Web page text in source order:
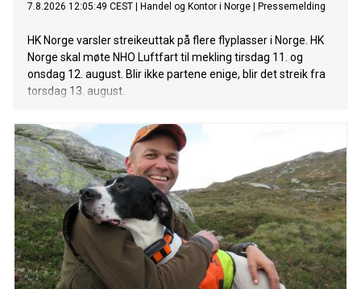
7.8.2026 12:05:49 CEST Handel og Kontor i Norge Pressemelding
HK Norge varsler streikeuttak på flere flyplasser i Norge. HK
Norge skal møte NHO Luftfart til mekling tirsdag 11. og
onsdag 12. august. Blir ikke partene enige, blir det streik fra
torsdag 13. august.